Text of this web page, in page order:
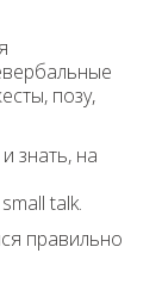
позу,
знать, на
talk.
правильно